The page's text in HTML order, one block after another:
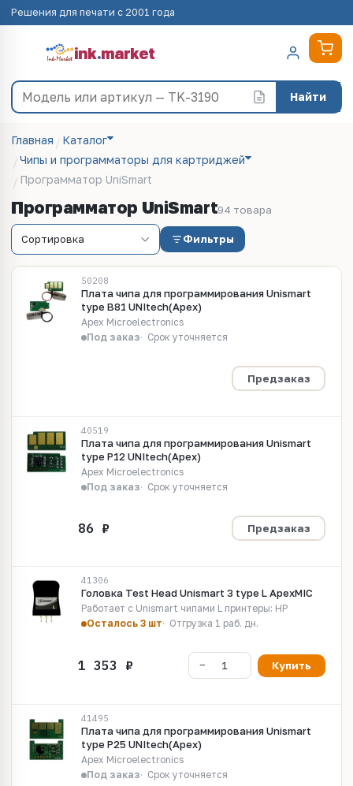
Решения для печати с 2001 года
ink.market
Найти
Главная
Каталог
Чипы и программаторы для картриджей
Программатор UniSmart
Программатор UniSmart94 товара
Фильтры
50208
Плата чипа для программирования Unismart
type B81 UNItech(Apex)
Apex Microelectronics
Под заказ
Срок уточняется
Предзаказ
40519
Плата чипа для программирования Unismart
type P12 UNItech(Apex)
Apex Microelectronics
Под заказ
Срок уточняется
Предзаказ
41306
Головка Test Head Unismart 3 type L ApexMIC
Работает c Unismart чипами L принтеры: HP
Осталось 3 шт
Отгрузка 1 раб. дн.
Купить
41495
Плата чипа для программирования Unismart
type P25 UNItech(Apex)
Apex Microelectronics
Под заказ
Срок уточняется